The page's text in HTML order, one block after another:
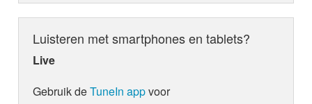
Luisteren met smartphones en tablets?
Live
Gebruik deTuneIn appvoor